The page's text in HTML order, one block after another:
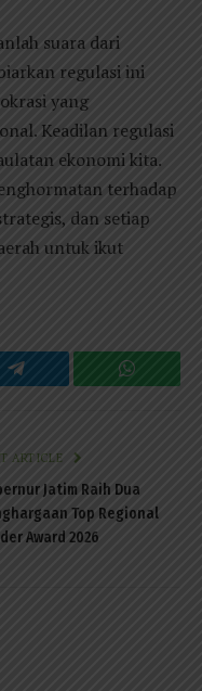
suara dari
regulasi ini
yang
Keadilan regulasi
ekonomi kita.
terhadap
dan setiap
untuk ikut
Telegram
ARTICLE
Jatim Raih Dua
Top Regional
Award 2026